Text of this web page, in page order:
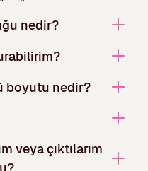
nedir?
boyutu nedir?
veya çıktılarım